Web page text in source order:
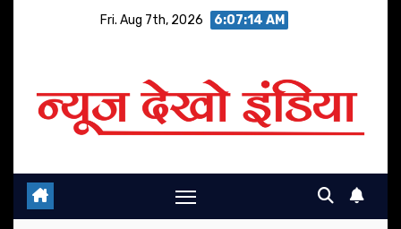
Fri. Aug 7th, 2026 6:07:14 AM